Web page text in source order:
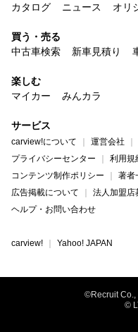
カタログ
ニュース オリ
買う・売る
中古車検索
新車見積り
楽しむ
マイカー
みんカラ
サービス
carview!について 運営会社
プライバシーセンター
利用規
コンテンツ制作ポリシー
著者
広告掲載について
法人加盟店
ヘルプ・お問い合わせ
carview! Yahoo! JAPAN
©Recruit Co.,
©